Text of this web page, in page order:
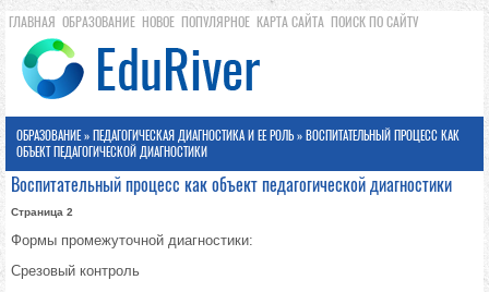
ГЛАВНАЯ ОБРАЗОВАНИЕ НОВОЕ ПОПУЛЯРНОЕ КАРТА САЙТА ПОИСК ПО САЙТУ
ОБРАЗОВАНИЕ» ПЕДАГОГИЧЕСКАЯ ДИАГНОСТИКА И ЕЕ РОЛЬ» ВОСПИТАТЕЛЬНЫЙ ПРОЦЕСС КАК
ОБЪЕКТ ПЕДАГОГИЧЕСКОЙ ДИАГНОСТИКИ
Воспитательный процесс как объект педагогической диагностики
Страница 2
Формы промежуточной диагностики:
Срезовый контроль